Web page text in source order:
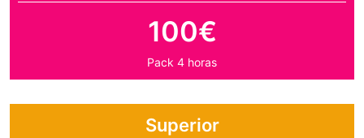
100€
Pack 4 horas
Superior